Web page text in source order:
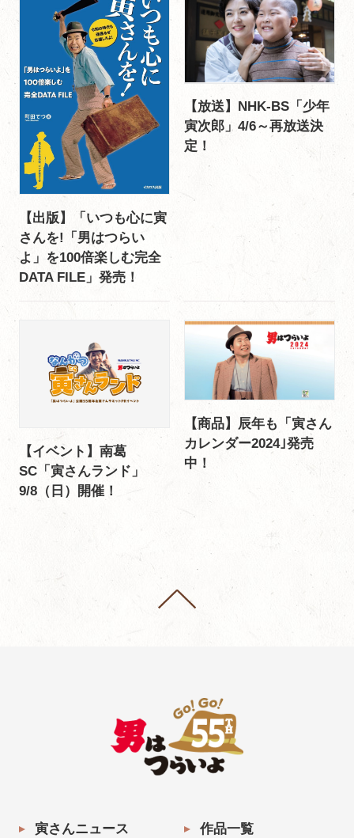
【出版】「いつも心に寅
さんを!「男はつらい
よ」を100倍楽しむ完全
DATA FILE」発売！
【放送】NHK-BS「少年
寅次郎」4/6～再放送決
定！
【イベント】南葛
SC「寅さんランド」
9/8（日）開催！
【商品】辰年も「寅さん
カレンダー2024｣発売
中！
寅さんニュース 作品一覧